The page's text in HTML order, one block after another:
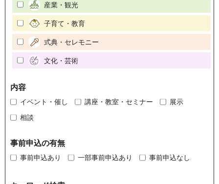
産業・観光
子育て・教育
式典・セレモニー
文化・芸術
内容
イベント・催し 講座・教室・セミナー
展示
相談
事前申込の有無
事前申込あり 一部事前申込あり 事前申込なし